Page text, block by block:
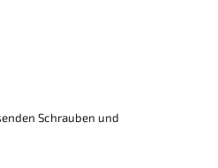
Schrauben und